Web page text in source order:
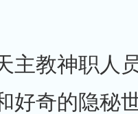
主教神职人
好奇的隐秘